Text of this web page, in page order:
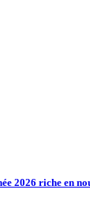
2026 riche en